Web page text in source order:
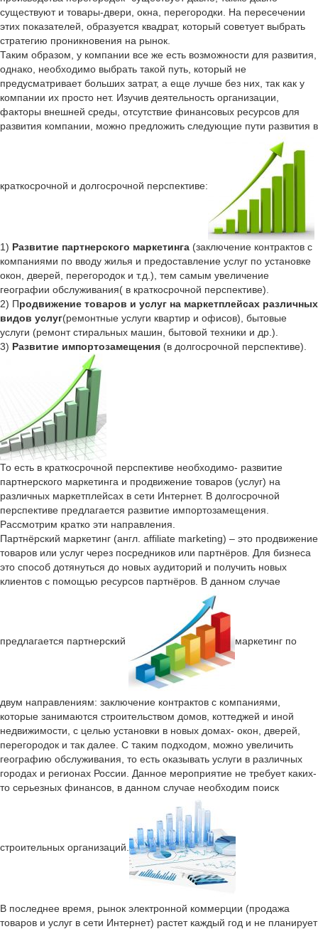
существуют и товары-двери, окна, перегородки. На пересечении
этих показателей, образуется квадрат, который советует выбрать
стратегию проникновения на рынок.
Таким образом, у компании все же есть возможности для развития,
однако, необходимо выбрать такой путь, который не
предусматривает больших затрат, а еще лучше без них, так как у
компании их просто нет. Изучив деятельность организации,
факторы внешней среды, отсутствие финансовых ресурсов для
развития компании, можно предложить следующие пути развития в
краткосрочной и долгосрочной перспективе:
1) Развитие партнерского маркетинга (заключение контрактов с
компаниями по вводу жилья и предоставление услуг по установке
окон, дверей, перегородок и т.д.), тем самым увеличение
географии обслуживания( в краткосрочной перспективе).
2) Продвижение товаров и услуг на маркетплейсах различных
видов услуг(ремонтные услуги квартир и офисов), бытовые
услуги (ремонт стиральных машин, бытовой техники и др.).
3) Развитие импортозамещения (в долгосрочной перспективе).
То есть в краткосрочной перспективе необходимо- развитие
партнерского маркетинга и продвижение товаров (услуг) на
различных маркетплейсах в сети Интернет. В долгосрочной
перспективе предлагается развитие импортозамещения.
Рассмотрим кратко эти направления.
Партнёрский маркетинг (англ. affiliate marketing) – это продвижение
товаров или услуг через посредников или партнёров. Для бизнеса
это способ дотянуться до новых аудиторий и получить новых
клиентов с помощью ресурсов партнёров. В данном случае
предлагается партнерский маркетинг по
двум направлениям: заключение контрактов с компаниями,
которые занимаются строительством домов, коттеджей и иной
недвижимости, с целью установки в новых домах- окон, дверей,
перегородок и так далее. С таким подходом, можно увеличить
географию обслуживания, то есть оказывать услуги в различных
городах и регионах России. Данное мероприятие не требует каких-
то серьезных финансов, в данном случае необходим поиск
строительных организаций.
В последнее время, рынок электронной коммерции (продажа
товаров и услуг в сети Интернет) растет каждый год и не планирует